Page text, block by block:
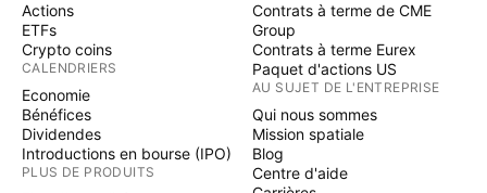
Actions
ETFs
Crypto coins
CALENDRIERS
Economie
Bénéfices
Dividendes
Introductions en bourse (IPO)
PLUS DE PRODUITS
Contrats à terme de CME
Group
Contrats à terme Eurex
Paquet d'actions US
AU SUJET DE L'ENTREPRISE
Qui nous sommes
Mission spatiale
Blog
Centre d'aide